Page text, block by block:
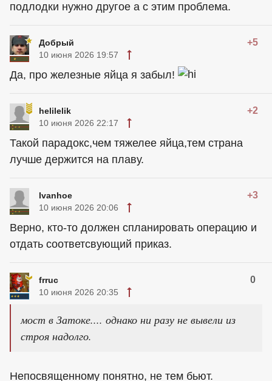
подлодки нужно другое а с этим проблема.
Добрый +5
10 июня 2026 19:57
Да, про железные яйца я забыл!
helilelik +2
10 июня 2026 22:17
Такой парадокс,чем тяжелее яйца,тем страна
лучше держится на плаву.
Ivanhoe +3
10 июня 2026 20:06
Верно, кто-то должен спланировать операцию и
отдать соответсвующий приказ.
frruc 0
10 июня 2026 20:35
мост в Затоке.... однако ни разу не вывели из
строя надолго.
Непосвященному понятно, не тем бьют.